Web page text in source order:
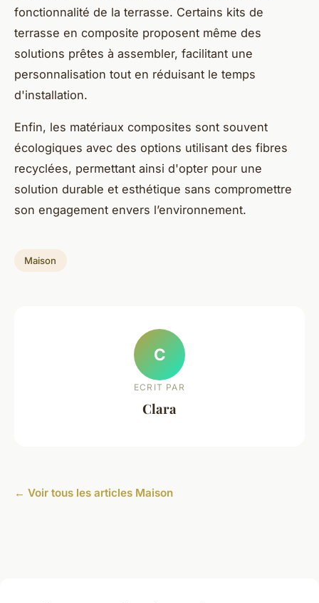
fonctionnalité de la terrasse. Certains kits de
terrasse en composite proposent même des
solutions prêtes à assembler, facilitant une
personnalisation tout en réduisant le temps
d'installation.
Enfin, les matériaux composites sont souvent
écologiques avec des options utilisant des fibres
recyclées, permettant ainsi d'opter pour une
solution durable et esthétique sans compromettre
son engagement envers l’environnement.
Maison
C
ECRIT PAR
Clara
← Voir tous les articles Maison